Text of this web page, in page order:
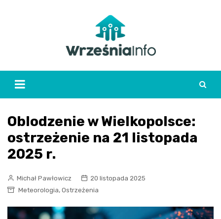
Oblodzenie w Wielkopolsce:
ostrzeżenie na 21 listopada
2025 r.
Michał Pawłowicz
20 listopada 2025
Meteorologia, Ostrzeżenia